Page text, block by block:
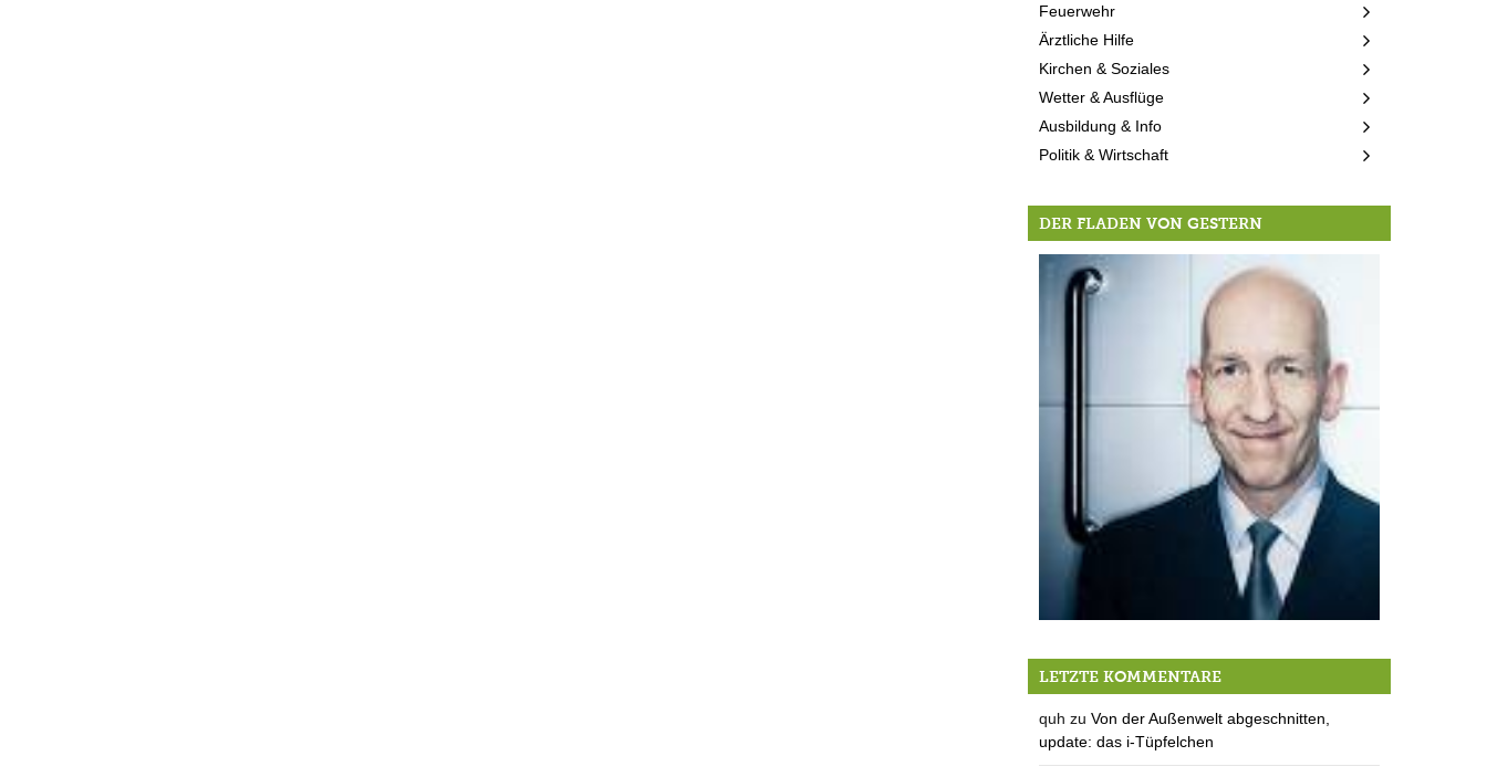
Feuerwehr
Ärztliche Hilfe
Kirchen & Soziales
Wetter & Ausflüge
Ausbildung & Info
Politik & Wirtschaft
DER FLADEN VON GESTERN
LETZTE KOMMENTARE
quh zuVon der Außenwelt abgeschnitten,
update: das i-Tüpfelchen